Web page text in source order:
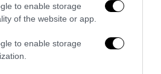
to enable storage
of the website or app.
to enable storage
27 Luglio 2026